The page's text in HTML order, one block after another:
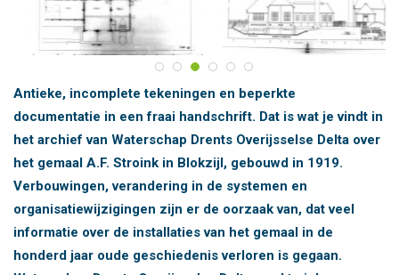
Antieke, incomplete tekeningen en beperkte
documentatie in een fraai handschrift. Dat is wat je vindt in
het archief van Waterschap Drents Overijsselse Delta over
het gemaal A.F. Stroink in Blokzijl, gebouwd in 1919.
Verbouwingen, verandering in de systemen en
organisatiewijzigingen zijn er de oorzaak van, dat veel
informatie over de installaties van het gemaal in de
honderd jaar oude geschiedenis verloren is gegaan.